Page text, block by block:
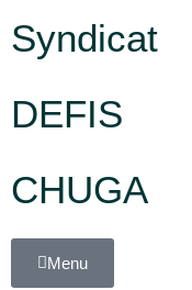
Syndicat
DEFIS
CHUGA
Menu